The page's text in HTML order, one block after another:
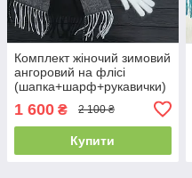
Комплект жіночий зимовий
ангоровий на флісі
(шапка+шарф+рукавички)
ODYSSEY 56-59 см Білий
14348 - 1119 - 4183
1 600 ₴ 2 100 ₴
Купити